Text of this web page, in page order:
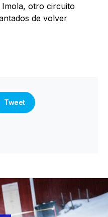
otro circuito
de volver
Tweet